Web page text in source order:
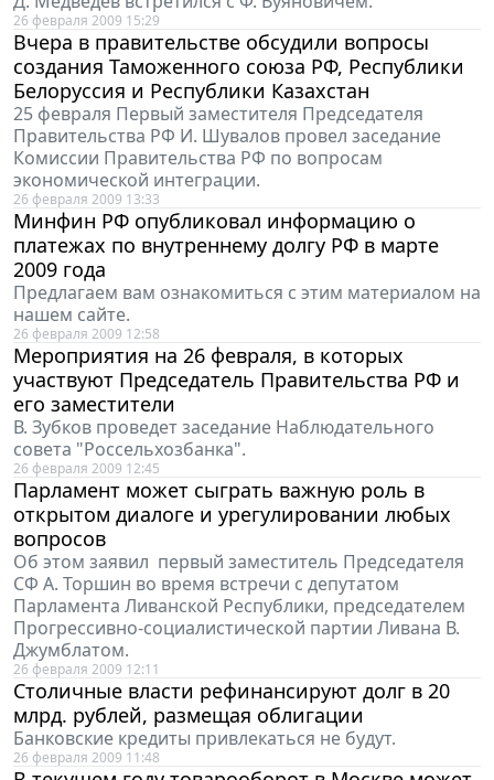
26 февраля 2009 15:29
Вчера в правительстве обсудили вопросы
создания Таможенного союза РФ, Республики
Белоруссия и Республики Казахстан
25 февраля Первый заместителя Председателя
Правительства РФ И. Шувалов провел заседание
Комиссии Правительства РФ по вопросам
экономической интеграции.
26 февраля 2009 13:33
Минфин РФ опубликовал информацию о
платежах по внутреннему долгу РФ в марте
2009 года
Предлагаем вам ознакомиться с этим материалом на
нашем сайте.
26 февраля 2009 12:58
Мероприятия на 26 февраля, в которых
участвуют Председатель Правительства РФ и
его заместители
В. Зубков проведет заседание Наблюдательного
совета "Россельхозбанка".
26 февраля 2009 12:45
Парламент может сыграть важную роль в
открытом диалоге и урегулировании любых
вопросов
Об этом заявил первый заместитель Председателя
СФ А. Торшин во время встречи с депутатом
Парламента Ливанской Республики, председателем
Прогрессивно-социалистической партии Ливана В.
Джумблатом.
26 февраля 2009 12:11
Столичные власти рефинансируют долг в 20
млрд. рублей, размещая облигации
Банковские кредиты привлекаться не будут.
26 февраля 2009 11:48